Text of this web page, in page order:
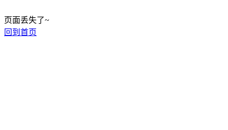
页面丢失了~
回到首页